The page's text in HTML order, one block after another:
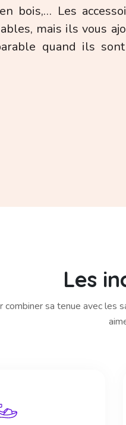
bois,… Les
mais ils vous
quand ils
Les
combiner sa tenue avec les